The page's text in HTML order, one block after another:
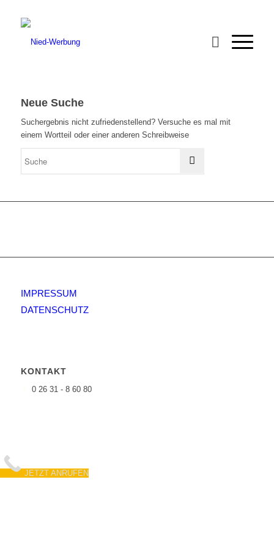
Neue Suche
Suchergebnis nicht zufriedenstellend? Versuche es mal mit
einem Wortteil oder einer anderen Schreibweise
IMPRESSUM
DATENSCHUTZ
KONTAKT
0 26 31 - 8 60 80
JETZT ANRUFEN